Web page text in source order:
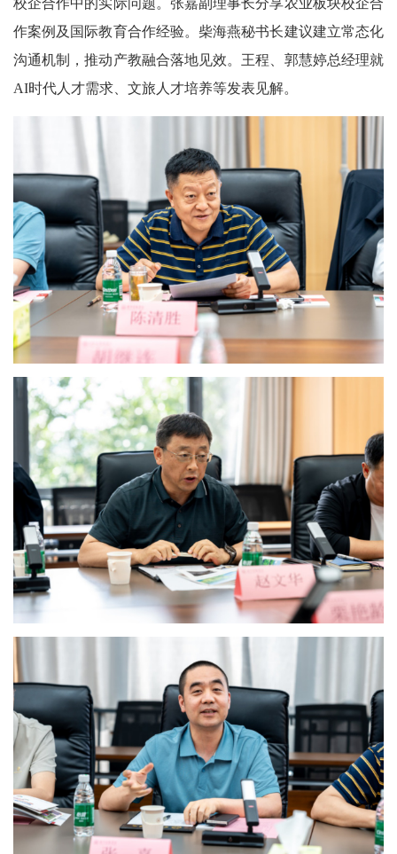
校企合作中的实际问题。张嘉副理事长分享农业板块校企合
作案例及国际教育合作经验。柴海燕秘书长建议建立常态化
沟通机制，推动产教融合落地见效。王程、郭慧婷总经理就
AI时代人才需求、文旅人才培养等发表见解。